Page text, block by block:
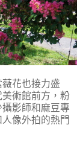
花也接力盛
術館前方，粉
影師和麻豆專
像外拍的熱門